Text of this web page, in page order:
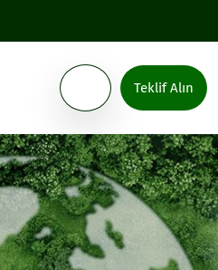
Teklif Alın